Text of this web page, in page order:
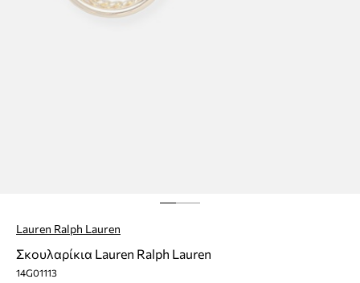
Lauren Ralph Lauren
Σκουλαρίκια Lauren Ralph Lauren
14G01113